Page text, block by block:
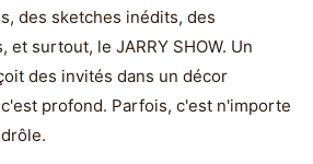
des sketches inédits, des
surtout, le JARRY SHOW. Un
des invités dans un décor
profond. Parfois, c'est n'importe